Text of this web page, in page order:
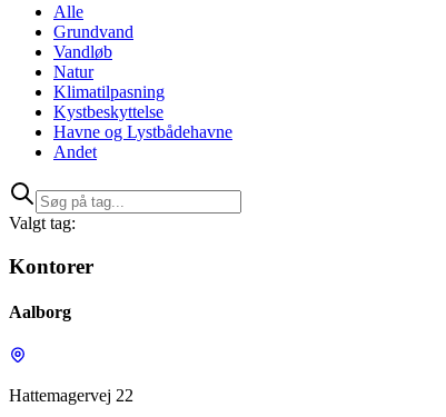
Alle
Grundvand
Vandløb
Natur
Klimatilpasning
Kystbeskyttelse
Havne og Lystbådehavne
Andet
Valgt tag:
Kontorer
Aalborg
Hattemagervej 22